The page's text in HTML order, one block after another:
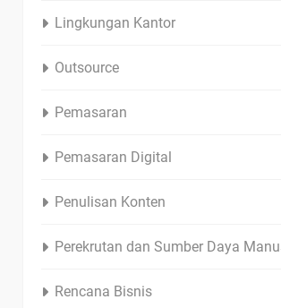
Lingkungan Kantor
Outsource
Pemasaran
Pemasaran Digital
Penulisan Konten
Perekrutan dan Sumber Daya
Rencana Bisnis